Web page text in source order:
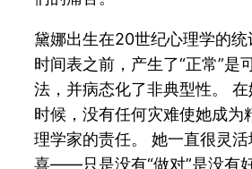
黛娜出生在20世纪心理学的
时间表之前，产生了“正常”是
法，并病态化了非典型性。
时候，没有任何灾难使她成为
理学家的责任。 她一直很灵
喜——只是没有“做对”是没有